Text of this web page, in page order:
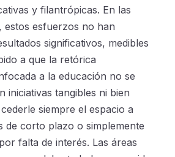
y filantrópicas. En las
estos esfuerzos no han
significativos, medibles
a que la retórica
a la educación no se
iniciativas tangibles ni bien
siempre el espacio a
de corto plazo o simplemente
falta de interés. Las áreas